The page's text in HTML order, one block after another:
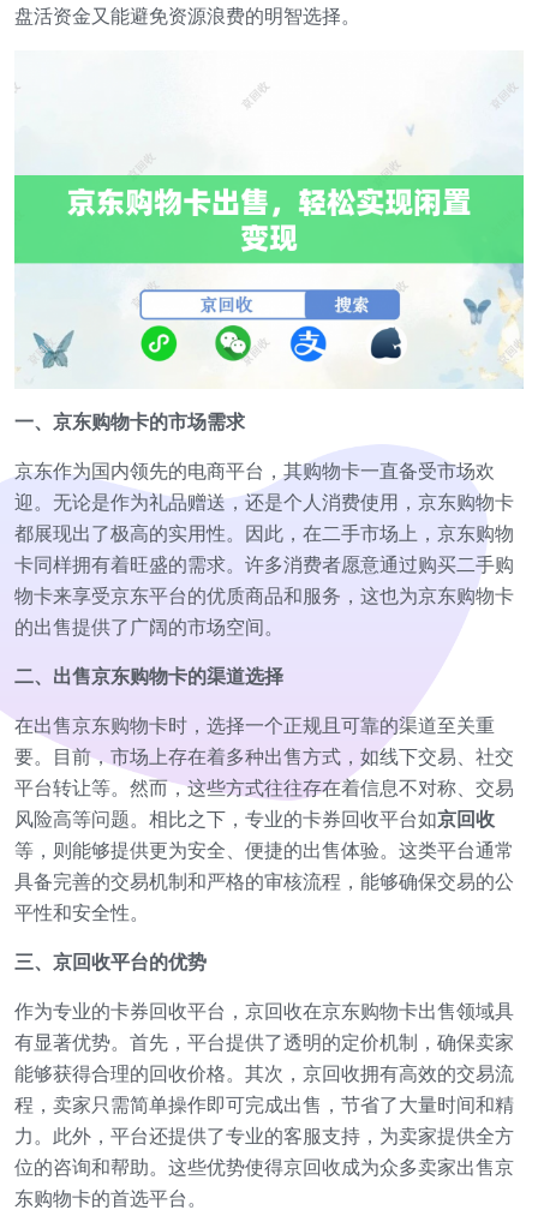
盘活资金又能避免资源浪费的明智选择。
一、京东购物卡的市场需求
京东作为国内领先的电商平台，其购物卡一直备受市场欢
迎。无论是作为礼品赠送，还是个人消费使用，京东购物卡
都展现出了极高的实用性。因此，在二手市场上，京东购物
卡同样拥有着旺盛的需求。许多消费者愿意通过购买二手购
物卡来享受京东平台的优质商品和服务，这也为京东购物卡
的出售提供了广阔的市场空间。
二、出售京东购物卡的渠道选择
在出售京东购物卡时，选择一个正规且可靠的渠道至关重
要。目前，市场上存在着多种出售方式，如线下交易、社交
平台转让等。然而，这些方式往往存在着信息不对称、交易
风险高等问题。相比之下，专业的卡券回收平台如京回收
等，则能够提供更为安全、便捷的出售体验。这类平台通常
具备完善的交易机制和严格的审核流程，能够确保交易的公
平性和安全性。
三、京回收平台的优势
作为专业的卡券回收平台，京回收在京东购物卡出售领域具
有显著优势。首先，平台提供了透明的定价机制，确保卖家
能够获得合理的回收价格。其次，京回收拥有高效的交易流
程，卖家只需简单操作即可完成出售，节省了大量时间和精
力。此外，平台还提供了专业的客服支持，为卖家提供全方
位的咨询和帮助。这些优势使得京回收成为众多卖家出售京
东购物卡的首选平台。